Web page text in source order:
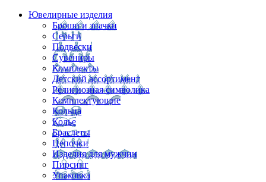
Ювелирные изделия
Броши и значки
Серьги
Подвески
Сувениры
Комплекты
Детский ассортимент
Религиозная символика
Комплектующие
Кольца
Колье
Браслеты
Цепочки
Изделия для мужчин
Пирсинг
Упаковка